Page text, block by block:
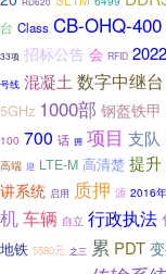
台 Class CB-OHQ-400
33项 招标公告 会 RFID 2022
号线 混凝土 数字中继台
5GHz 1000部 钢盔铁甲
100 700 话 拥 项目 支队
高端 迎 LTE-M 高清楚 提升
讲系统 启用 质押 源 2016年
机车辆 自立 行政执法
地铁 5580元 之三 累 PDT